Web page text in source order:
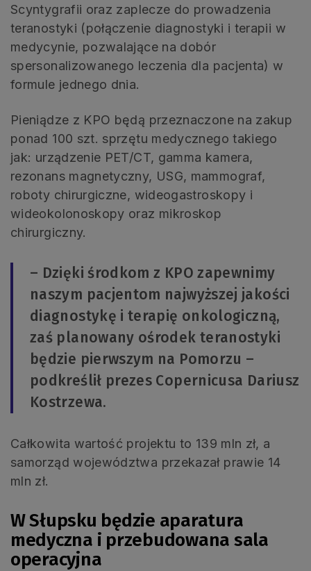
Scyntygrafii oraz zaplecze do prowadzenia
teranostyki (połączenie diagnostyki i terapii w
medycynie, pozwalające na dobór
spersonalizowanego leczenia dla pacjenta) w
formule jednego dnia.
Pieniądze z KPO będą przeznaczone na zakup
ponad 100 szt. sprzętu medycznego takiego
jak: urządzenie PET/CT, gamma kamera,
rezonans magnetyczny, USG, mammograf,
roboty chirurgiczne, wideogastroskopy i
wideokolonoskopy oraz mikroskop
chirurgiczny.
– Dzięki środkom z KPO zapewnimy
naszym pacjentom najwyższej jakości
diagnostykę i terapię onkologiczną,
zaś planowany ośrodek teranostyki
będzie pierwszym na Pomorzu –
podkreślił prezes Copernicusa Dariusz
Kostrzewa.
Całkowita wartość projektu to 139 mln zł, a
samorząd województwa przekazał prawie 14
mln zł.
W Słupsku będzie aparatura
medyczna i przebudowana sala
operacyjna